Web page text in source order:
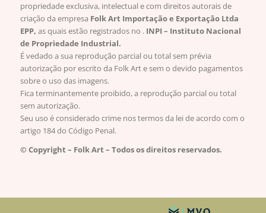
propriedade exclusiva, intelectual e com direitos autorais de
criação da empresa Folk Art Importação e Exportação Ltda
EPP, as quais estão registrados no . INPI – Instituto Nacional
de Propriedade Industrial.
É vedado a sua reprodução parcial ou total sem prévia
autorização por escrito da Folk Art e sem o devido pagamentos
sobre o uso das imagens.
Fica terminantemente proibido, a reprodução parcial ou total
sem autorização.
Seu uso é considerado crime nos termos da lei de acordo com o
artigo 184 do Código Penal.
© Copyright – Folk Art – Todos os direitos reservados.